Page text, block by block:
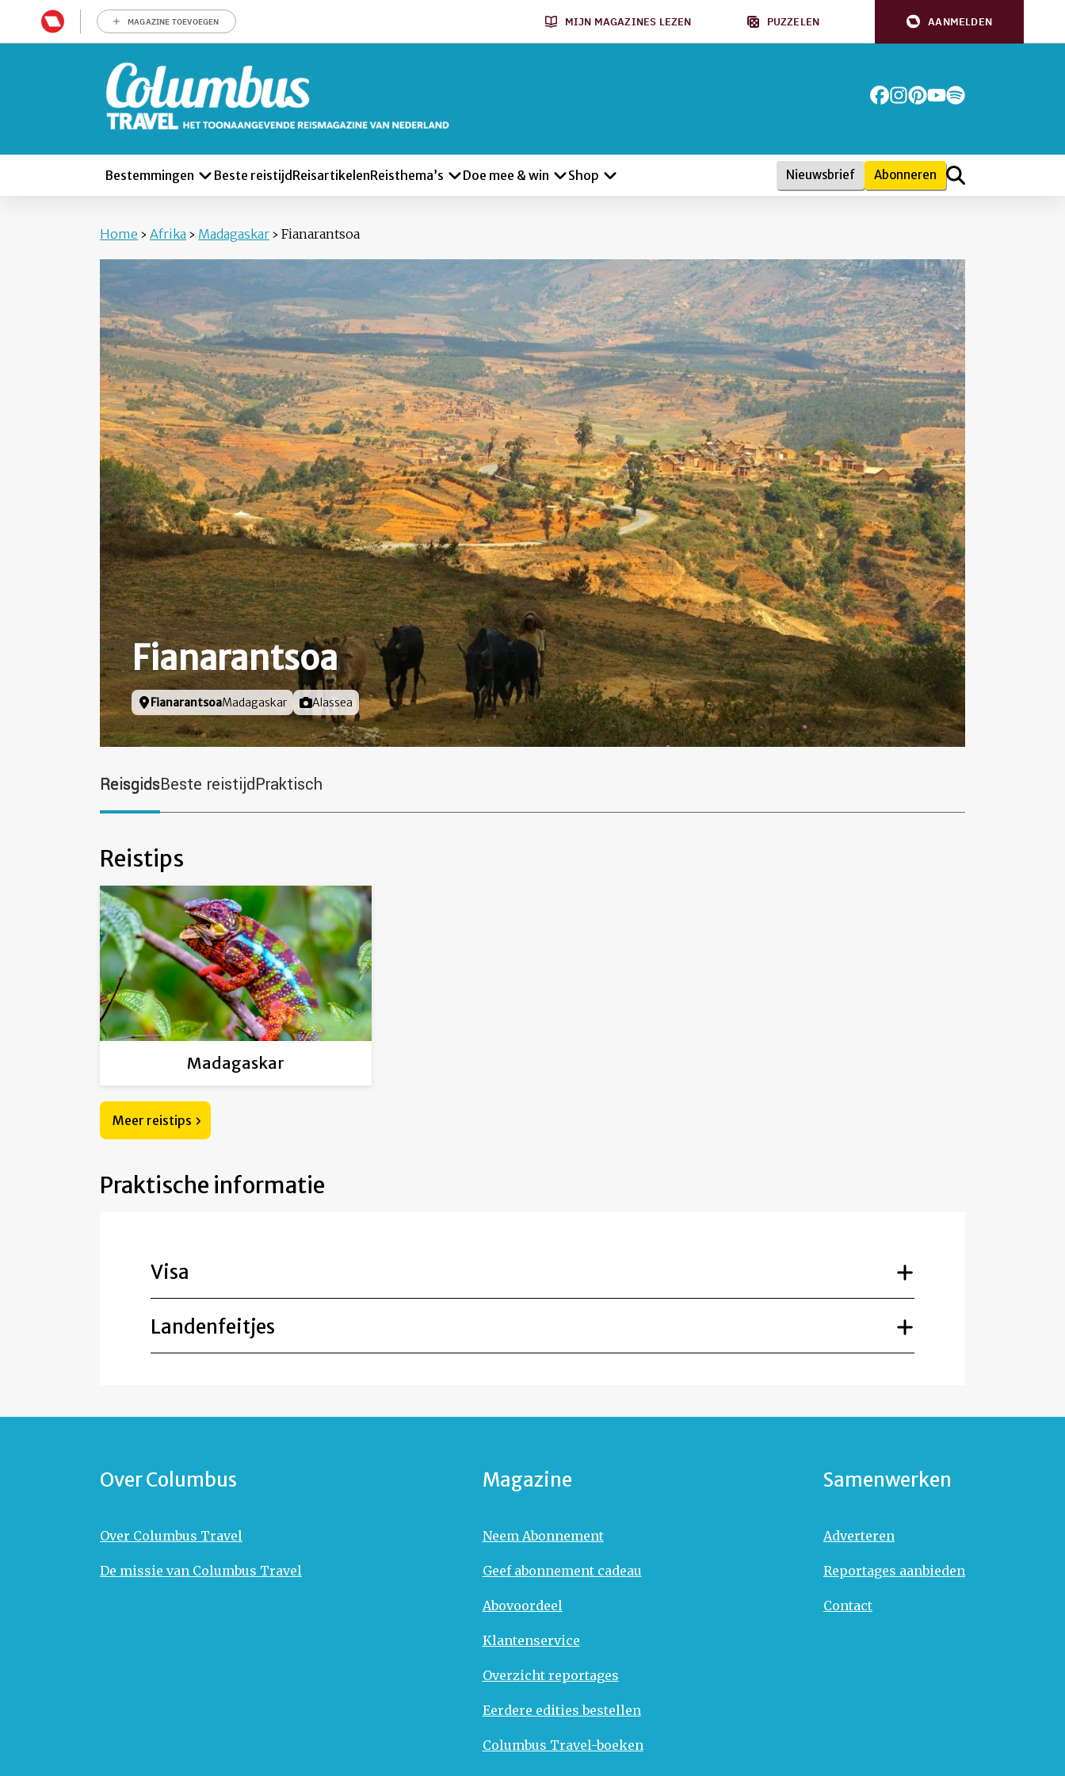
MAGAZINE TOEVOEGEN MIJN MAGAZINES LEZEN PUZZELEN AANMELDEN
Bestemmingen Beste reistijd ReisartikelenReisthema’s Doe mee & win Shop Nieuwsbrief Abonneren
Home › Afrika › Madagaskar › Fianarantsoa
Fianarantsoa
Locatie
FianarantsoaMadagaskar Foto door
Alassea
ReisgidsBeste reistijdPraktisch
Reistips
Madagaskar
Meer reistips
Praktische informatie
Visa
Landenfeitjes
Over Columbus
Over Columbus Travel
De missie van Columbus Travel
Magazine
Neem Abonnement
Geef abonnement cadeau
Abovoordeel
Klantenservice
Overzicht reportages
Eerdere edities bestellen
Columbus Travel-boeken
Samenwerken
Adverteren
Reportages aanbieden
Contact